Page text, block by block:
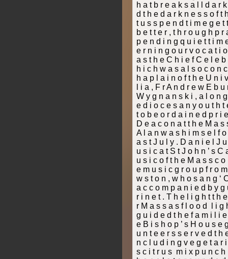
h a t b r e a k s a l l d a r
d t h e d a r k n e s s o f t
t u s s p e n d t i m e g e
b e t t e r , t h r o u g h p r
p e n d i n g q u i e t t i m
e r n i n g o u r v o c a t i
a s t h e C h i e f C e l e
h i c h w a s a l s o c o n
h a p l a i n o f t h e U n i
l i a , F r A n d r e w E b
W y g n a n s k i , a l o n
e d i o c e s a n y o u t h
t o b e o r d a i n e d p r i
D e a c o n a t t h e M a
A l a n w a s h i m s e l f
a s t J u l y . D a n i e l J
u s i c a t S t J o h n ’ s
u s i c o f t h e M a s s c
e m u s i c g r o u p f r o
w s t o n , w h o s a n g ‘
a c c o m p a n i e d b y g
r i n e t . T h e l i g h t t h
r M a s s a s f l o o d ­ l i g
g u i d e d t h e f a m i l i
e B i s h o p ’ s H o u s e
u n t e e r s s e r v e d t h
n c l u d i n g v e g e t a r
s c i t r u s ­ m i x p u n c